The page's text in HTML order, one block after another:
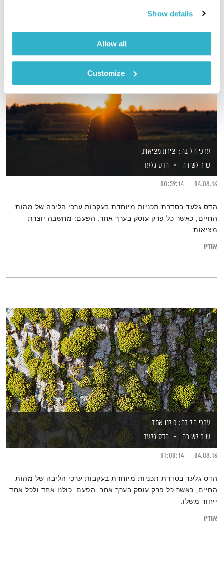
Show details
Allow all
Customize
ערכי הליבה: יצירת מציאות
שיר לשירה
הדס גלעד
04.08.16
00:59:14
הדס גלעד בסדרת תכניות מיוחדת בעקבות ערכי הליבה של מהות
החיים, כאשר כל פרק עוסק בערך אחר. הפעם: מחשבה יוצרת
מציאות.
אודיו
ערכי הליבה: כולנו אחד
שיר לשירה
הדס גלעד
04.08.16
01:00:14
הדס גלעד בסדרת תכניות מיוחדת בעקבות ערכי הליבה של מהות
החיים, כאשר כל פרק עוסק בערך אחר. הפעם: כולנו אחד ולכל אחד
ייחוד משלו.
אודיו